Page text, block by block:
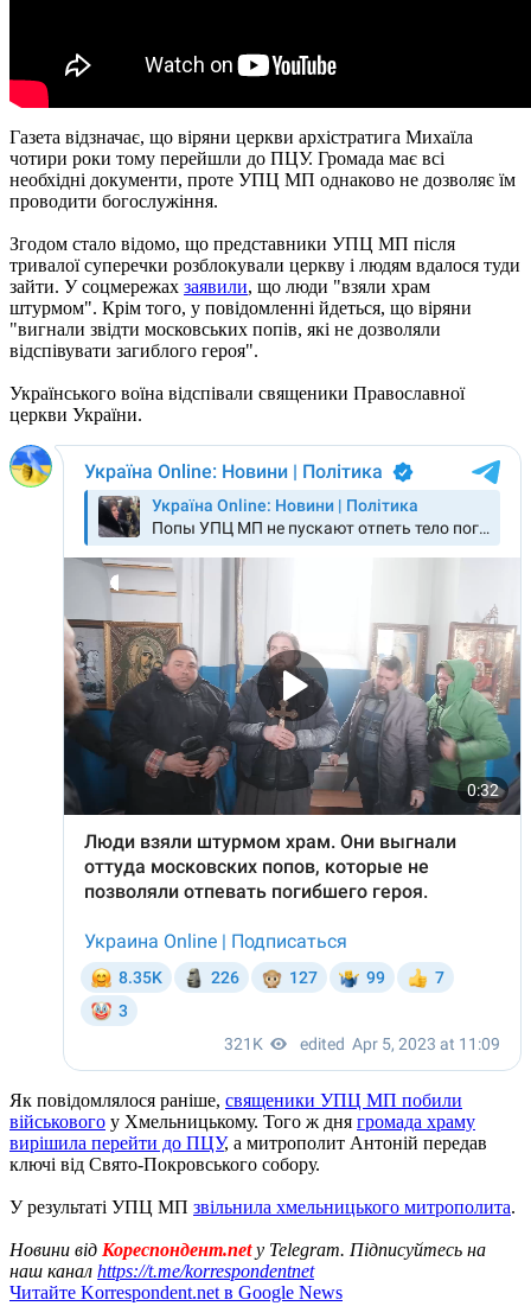
Газета відзначає, що віряни церкви архістратига Михаїла
чотири роки тому перейшли до ПЦУ. Громада має всі
необхідні документи, проте УПЦ МП однаково не дозволяє їм
проводити богослужіння.
Згодом стало відомо, що представники УПЦ МП після
тривалої суперечки розблокували церкву і людям вдалося туди
зайти. У соцмережах заявили, що люди "взяли храм
штурмом". Крім того, у повідомленні йдеться, що віряни
"вигнали звідти московських попів, які не дозволяли
відспівувати загиблого героя".
Українського воїна відспівали священики Православної
церкви України.
Як повідомлялося раніше, священики УПЦ МП побили
військового у Хмельницькому. Того ж дня громада храму
вирішила перейти до ПЦУ, а митрополит Антоній передав
ключі від Свято-Покровського собору.
У результаті УПЦ МП звільнила хмельницького митрополита.
Новини від Кореспондент.netу Telegram. Підписуйтесь на
наш канал https://t.me/korrespondentnet
Читайте Korrespondent.net в Google News